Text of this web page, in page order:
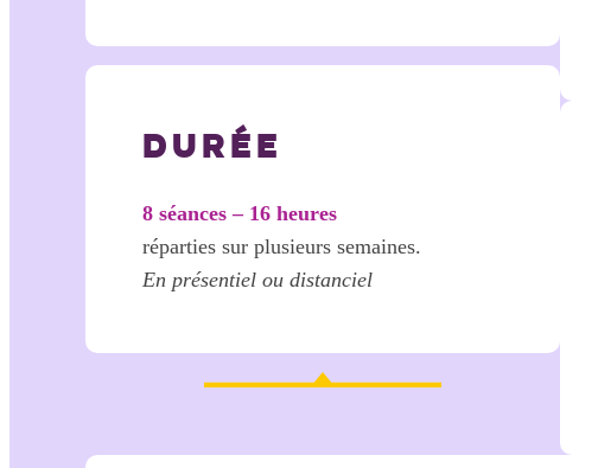
DURÉE
8 séances – 16 heures
réparties sur plusieurs semaines.
En présentiel ou distanciel